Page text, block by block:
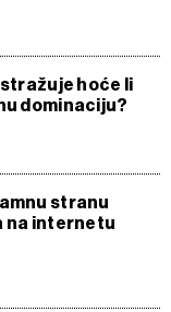
hoće li
dominaciju?
stranu
na internetu